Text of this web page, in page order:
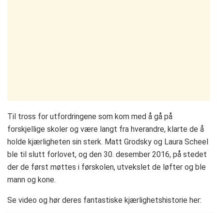
Til tross for utfordringene som kom med å gå på
forskjellige skoler og være langt fra hverandre, klarte de å
holde kjærligheten sin sterk. Matt Grodsky og Laura Scheel
ble til slutt forlovet, og den 30. desember 2016, på stedet
der de først møttes i førskolen, utvekslet de løfter og ble
mann og kone.
Se video og hør deres fantastiske kjærlighetshistorie her: